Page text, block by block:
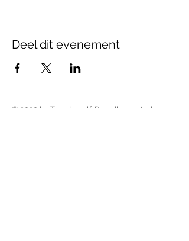
Deel dit evenement
© 2020 by Temdewolf. Proudly created